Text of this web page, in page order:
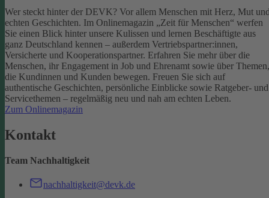
Wer steckt hinter der DEVK? Vor allem Menschen mit Herz, Mut
echten Geschichten. Im Onlinemagazin „Zeit für Menschen“ werfen
Sie einen Blick hinter unsere Kulissen und lernen Beschäftigte aus
ganz Deutschland kennen – außerdem Vertriebspartner:innen,
Versicherte und Kooperationspartner. Erfahren Sie mehr über die
Menschen, ihr Engagement in Job und Ehrenamt sowie über Themen,
die Kundinnen und Kunden bewegen. Freuen Sie sich auf
authentische Geschichten, persönliche Einblicke sowie Ratgeber- und
Servicethemen – regelmäßig neu und nah am echten Leben.
Zum Onlinemagazin
Kontakt
Team Nachhaltigkeit
nachhaltigkeit@devk.de